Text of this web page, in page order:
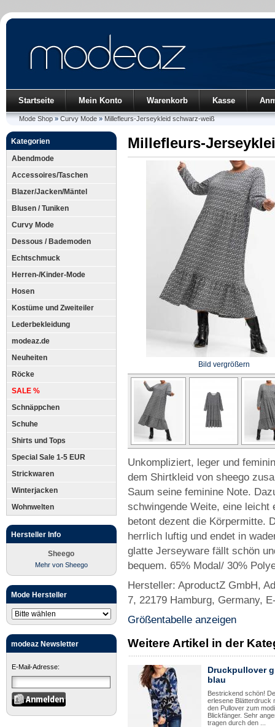
Startseite Mein Konto Warenkorb Kasse
Mode Shop»Curvy Mode»Millefleurs-Jerseykleid schwarz-weiß
Kategorien
Abendmode
Accessoires/Taschen
Blazer/Jacken/Mäntel
Blusen / Tuniken
Curvy Mode
Dessous / Bademoden
Echtschmuck
Herren-/Kinder-Mode
Hosen
Kostüme und Zweiteiler
Lederbekleidung
modeaz.de
Neuheiten
Röcke
SALE %
Schnäppchen
Schuhe
Shirts und Tops
Special Sale 1-5 EUR
Strickwaren
Winterjacken
Wohnwelten
Hersteller Info
Sheego
Mehr von Sheego
Mode Hersteller
modeaz Newsletter
E-Mail-Adresse:
Millefleurs-
Bild vergrößern
Unkompliziert, leger und
dem Shirtkleid von sheego
Saum seine feminine Note.
schwingende Weite, eine leicht
betont dezent die Körpermitte.
herrlich luftig und endet in
glatte Jerseyware fällt schön
bequem. 65% Modal/ 30%
Hersteller: AproductZ GmbH,
7, 22179 Hamburg, Germany,
Größentabelle anzeigen
Weitere Artikel in der
Druckpullover
blau
Bestrickend schön!
erlesene Blätterdruck
den Pullover zum
Blickfänger. Sehr
tragen durch den ...